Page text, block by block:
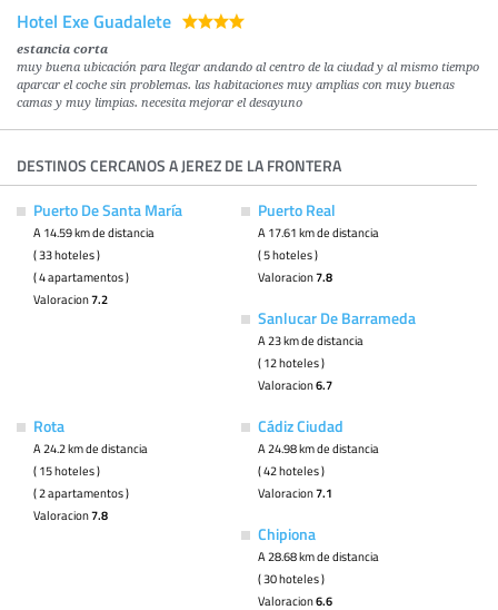
Hotel Exe Guadalete
estancia corta
muy buena ubicación para llegar andando al centro de la ciudad y al mismo tiempo
aparcar el coche sin problemas. las habitaciones muy amplias con muy buenas
camas y muy limpias. necesita mejorar el desayuno
DESTINOS CERCANOS A JEREZ DE LA FRONTERA
Puerto De Santa María
A 14.59 km de distancia
( 33 hoteles )
( 4 apartamentos )
Valoracion7.2
Puerto Real
A 17.61 km de distancia
( 5 hoteles )
Valoracion7.8
Sanlucar De Barrameda
A 23 km de distancia
( 12 hoteles )
Valoracion6.7
Rota
A 24.2 km de distancia
( 15 hoteles )
( 2 apartamentos )
Valoracion7.8
Cádiz Ciudad
A 24.98 km de distancia
( 42 hoteles )
Valoracion7.1
Chipiona
A 28.68 km de distancia
( 30 hoteles )
Valoracion6.6